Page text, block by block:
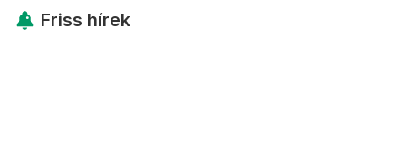
Friss hírek